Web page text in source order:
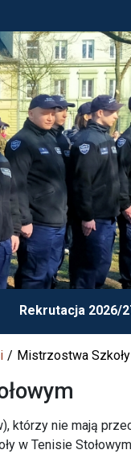
Rekrutacja 2026/
Mistrzostwa
którzy nie mają
w Tenisie